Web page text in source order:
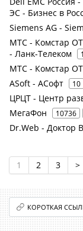
ЭС - Бизнес в
Siemens AG -
МТС - Комстар
- Ланк-Телеком
МТС - Комстар
ASoft - АСофт 10
ЦРЦТ - Центр
МегаФон 10736
Dr.Web - Доктор
1 2 3 >
КОРОТКАЯ